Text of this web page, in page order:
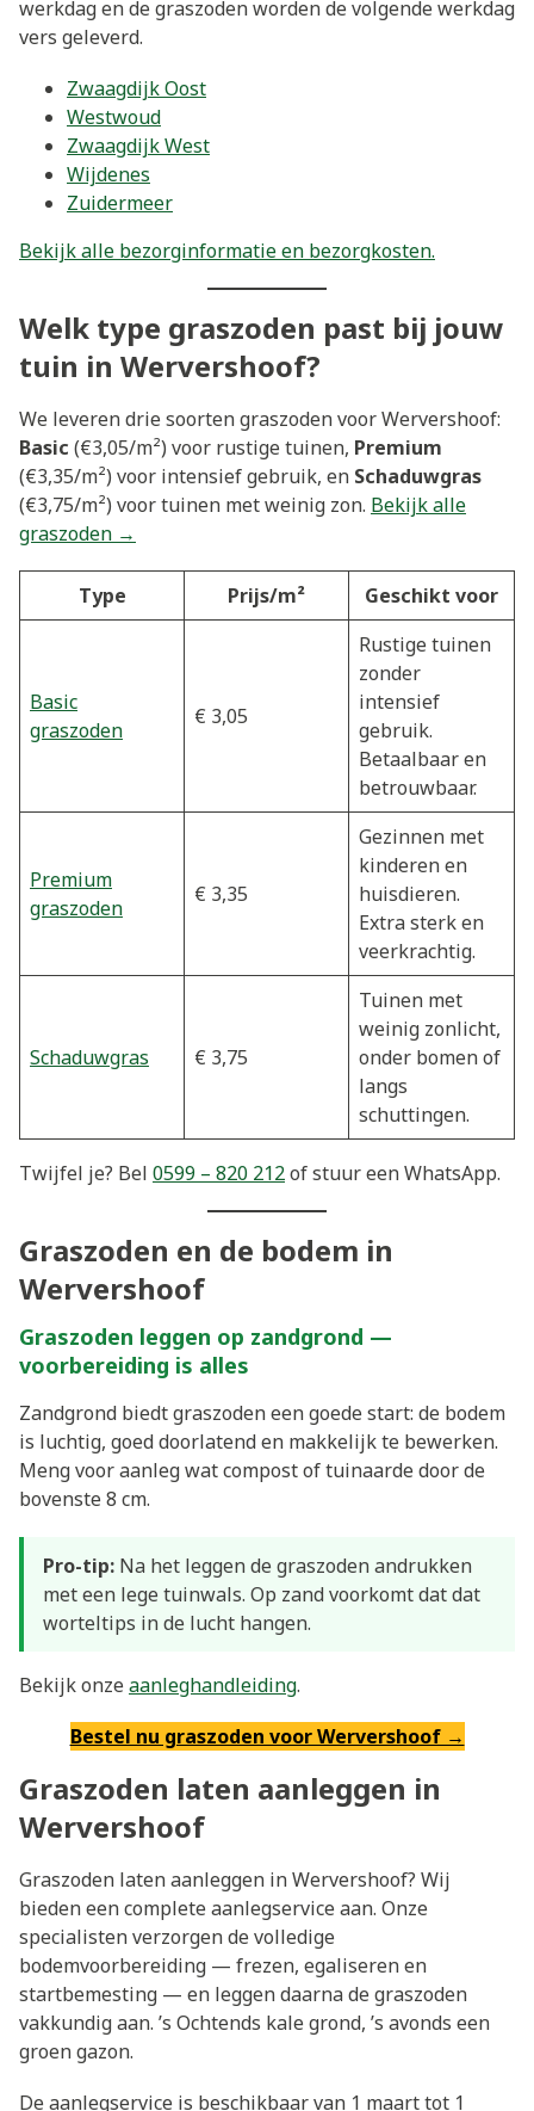
werkdag en de graszoden worden de volgende werkdag
vers geleverd.
Zwaagdijk Oost
Westwoud
Zwaagdijk West
Wijdenes
Zuidermeer
Bekijk alle bezorginformatie en bezorgkosten.
Welk type graszoden past bij jouw
tuin in Wervershoof?
We leveren drie soorten graszoden voor Wervershoof:
Basic (€3,05/m²) voor rustige tuinen, Premium
(€3,35/m²) voor intensief gebruik, en Schaduwgras
(€3,75/m²) voor tuinen met weinig zon. Bekijk alle
graszoden →
Type Prijs/m² Geschikt voor
Basic
graszoden
€ 3,05
Rustige tuinen
zonder
intensief
gebruik.
Betaalbaar en
betrouwbaar.
Premium
graszoden
€ 3,35
Gezinnen met
kinderen en
huisdieren.
Extra sterk en
veerkrachtig.
Schaduwgras € 3,75
Tuinen met
weinig zonlicht,
onder bomen of
langs
schuttingen.
Twijfel je? Bel 0599 – 820 212of stuur een WhatsApp.
Graszoden en de bodem in
Wervershoof
Graszoden leggen op zandgrond —
voorbereiding is alles
Zandgrond biedt graszoden een goede start: de bodem
is luchtig, goed doorlatend en makkelijk te bewerken.
Meng voor aanleg wat compost of tuinaarde door de
bovenste 8 cm.
Pro-tip: Na het leggen de graszoden andrukken
met een lege tuinwals. Op zand voorkomt dat dat
worteltips in de lucht hangen.
Bekijk onzeaanleghandleiding.
Bestel nu graszoden voor Wervershoof →
Graszoden laten aanleggen in
Wervershoof
Graszoden laten aanleggen in Wervershoof? Wij
bieden een complete aanlegservice aan. Onze
specialisten verzorgen de volledige
bodemvoorbereiding — frezen, egaliseren en
startbemesting — en leggen daarna de graszoden
vakkundig aan. ’s Ochtends kale grond, ’s avonds een
groen gazon.
De aanlegservice is beschikbaar van 1 maart tot 1